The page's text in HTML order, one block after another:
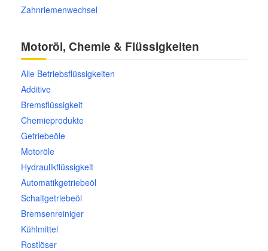
Zahnriemenwechsel
Motoröl, Chemie & Flüssigkeiten
Alle Betriebsflüssigkeiten
Additive
Bremsflüssigkeit
Chemieprodukte
Getriebeöle
Motoröle
Hydraulikflüssigkeit
Automatikgetriebeöl
Schaltgetriebeöl
Bremsenreiniger
Kühlmittel
Rostlöser